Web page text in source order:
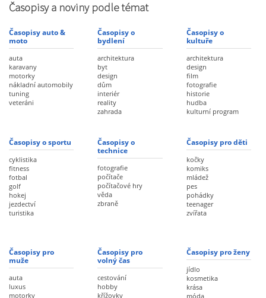
Časopisy a noviny podle témat
Časopisy auto &
moto
auta
karavany
motorky
nákladní automobily
tuning
veteráni
Časopisy o
bydlení
architektura
byt
design
dům
interiér
reality
zahrada
Časopisy o
kultuře
architektura
design
film
fotografie
historie
hudba
kulturní program
Časopisy o sportu
cyklistika
fitness
fotbal
golf
hokej
jezdectví
turistika
Časopisy o
technice
fotografie
počítače
počítačové hry
věda
zbraně
Časopisy pro děti
kočky
komiks
mládež
pes
pohádky
teenager
zvířata
Časopisy pro
muže
auta
luxus
motorky
Časopisy pro
volný čas
cestování
hobby
křížovky
Časopisy pro ženy
jídlo
kosmetika
krása
móda